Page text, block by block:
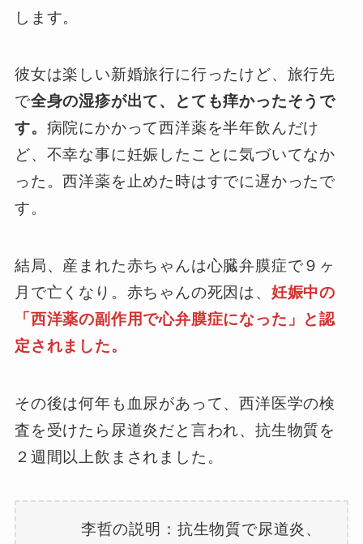
します。
彼女は楽しい新婚旅行に行ったけど、旅行先
で全身の湿疹が出て、とても痒かったそうで
す。 病院にかかって西洋薬を半年飲んだけ
ど、不幸な事に妊娠したことに気づいてなか
った。西洋薬を止めた時はすでに遅かったで
す。
結局、産まれた赤ちゃんは心臓弁膜症で９ヶ
月で亡くなり。赤ちゃんの死因は、 妊娠中の
「西洋薬の副作用で心弁膜症になった」と認
定されました。
その後は何年も血尿があって、西洋医学の検
査を受けたら尿道炎だと言われ、抗生物質を
２週間以上飲まされました。
李哲の説明：抗生物質で尿道炎、